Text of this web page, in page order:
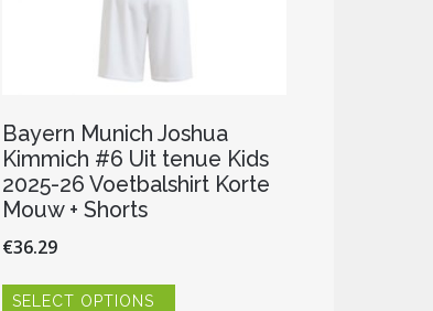
Bayern Munich Joshua
Kimmich #6 Uit tenue Kids
2025-26 Voetbalshirt Korte
Mouw + Shorts
€36.29
SELECT OPTIONS